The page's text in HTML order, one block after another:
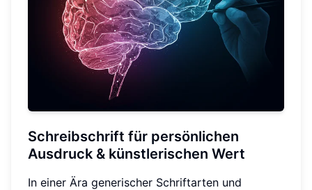
Schreibschrift für persönlichen
Ausdruck & künstlerischen Wert
In einer Ära generischer Schriftarten und